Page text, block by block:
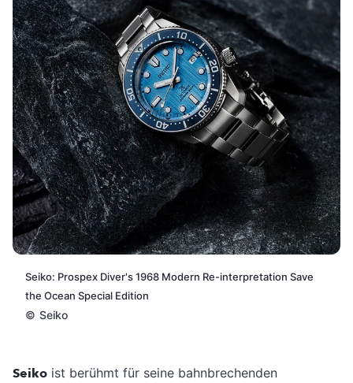
Seiko: Prospex Diver's 1968 Modern Re-interpretation Save
the Ocean Special Edition
© Seiko
Seiko ist berühmt für seine bahnbrechenden